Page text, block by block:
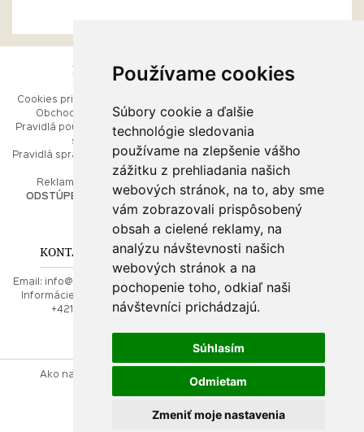
Používame cookies
Súbory cookie a ďalšie
technológie sledovania
používame na zlepšenie vášho
zážitku z prehliadania našich
webových stránok, na to, aby sme
vám zobrazovali prispôsobený
obsah a cielené reklamy, na
analýzu návštevnosti našich
webových stránok a na
pochopenie toho, odkiaľ naši
návštevníci prichádzajú.
Súhlasím
Odmietam
Zmeniť moje nastavenia
ESHOP
Cookies pri prezeraní stránok
Obchodné podmienky
Pravidlá používania webových
stránok
Pravidlá spracúvania osobných
Reklamačný poriadok
ODSTÚPENIE OD ZMLUVY
RÝCHLE MENU
Ako balíme Vaše šperky
Kontaktujte nás
PORADŇA
Ako nakupovať
O drahých kovoch
Doprava a poštovné
KONTAKT NA NÁS
Email:
info@najkrajsiesperky.sk
Informácie:
+421917 881556,
+421556224323
Ako nakupovať Kontaktujte nás
Obchodné podmienky